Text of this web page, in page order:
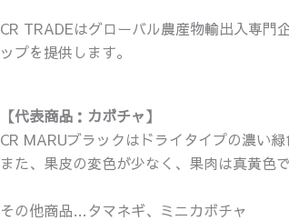
CR TRADEはグローバル農産物輸出入専門
ップを提供します。
【代表商品：カボチャ】
CR MARUブラックはドライタイプの濃い
また、果皮の変色が少なく、果肉は真黄色
その他商品…タマネギ、ミニカボチャ